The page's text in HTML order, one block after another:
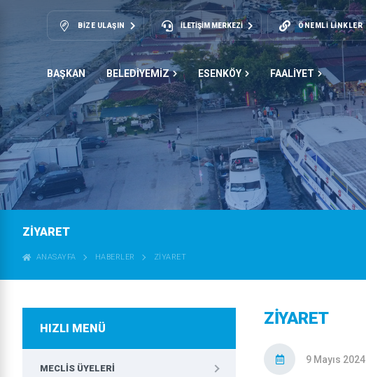
BIZE ULAŞIN İLETİŞİM MERKEZİ ÖNEMLI LINKLER
BAŞKAN BELEDİYEMİZ ESENKÖY FAALİYET
ZİYARET
ANASAYFA HABERLER ZİYARET
ZİYARET
9 Mayıs 2024
HIZLI MENÜ
MECLIS ÜYELERI